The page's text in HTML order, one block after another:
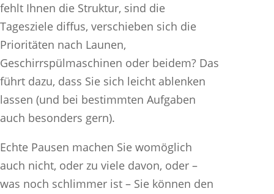
fehlt Ihnen die Struktur, sind die
Tagesziele diffus, verschieben sich die
Prioritäten nach Launen,
Geschirrspülmaschinen oder beidem? Das
führt dazu, dass Sie sich leicht ablenken
lassen (und bei bestimmten Aufgaben
auch besonders gern).
Echte Pausen machen Sie womöglich
auch nicht, oder zu viele davon, oder –
was noch schlimmer ist – Sie können den